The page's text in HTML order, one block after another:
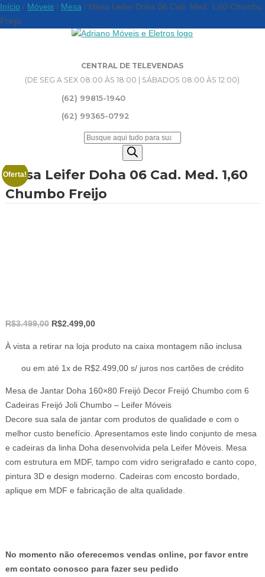
CENTRAL DE TELEVENDAS
(DE SEG A SEX 08:00 ÀS 18:00 | SÁBADOS 08:00 ÀS 12:00)
(62) 99815-1940
(62) 99365-0792
Pesquisar
Início / Móveis / Mesa / Mesa Leifer Doha 06 Cad. Med. 1,60 Chumbo
Freijo
Mesa Leifer Doha 06 Cad. Med. 1,60
Chumbo Freijo
Oferta!
R$3.499,00 O
original
era:
R$2.499,00O
atual
é:
À vista a retirar na loja produto na caixa montagem não inclusa
ou em até 1x de R$2.499,00 s/ juros nos cartões de crédito
Mesa de Jantar Doha 160×80 Freijó Decor Freijó Chumbo com 6
Cadeiras Freijó Joli Chumbo – Leifer Móveis
Decore sua sala de jantar com produtos de qualidade e com o
melhor custo benefício. Apresentamos este lindo conjunto de mesa
e cadeiras da linha Doha desenvolvida pela Leifer Móveis. Mesa
com estrutura em MDF, tampo com vidro serigrafado e canto copo,
pintura 3D e design moderno. Cadeiras com encosto bordado,
aplique em MDF e fabricação de alta qualidade.
No momento não oferecemos vendas online, por favor entre
em contato conosco para fazer seu pedido